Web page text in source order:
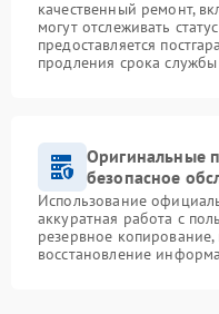
качественный ремонт,
могут отслеживать
предоставляется
продления срока
Оригинальные
безопасное
Использование
аккуратная работа с
резервное
восстановление